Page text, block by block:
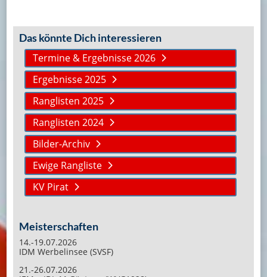
Das könnte Dich interessieren
Termine & Ergebnisse 2026
Ergebnisse 2025
Ranglisten 2025
Ranglisten 2024
Bilder-Archiv
Ewige Rangliste
KV Pirat
Meisterschaften
14.-19.07.2026
IDM Werbelinsee (SVSF)
21.-26.07.2026